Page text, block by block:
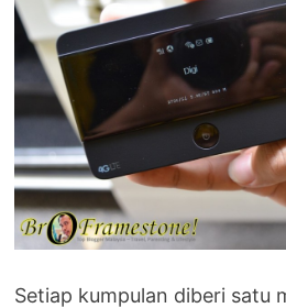
Setiap kumpulan diberi satu